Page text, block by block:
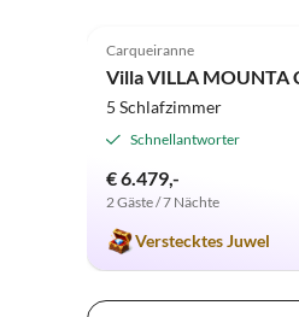
Carqueiranne
Villa VILLA MOUNTA
5 Schlafzimmer
Schnellantworter
€ 6.479,-
2 Gäste / 7 Nächte
Verstecktes Juwel